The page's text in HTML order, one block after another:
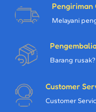
Pengiriman
Melayani
Barang
Customer
Customer